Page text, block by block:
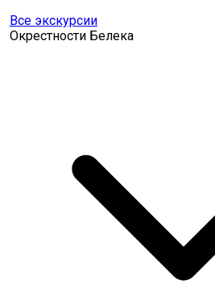
Все экскурсии
Окрестности Белека